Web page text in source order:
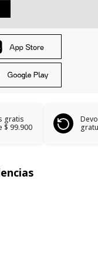
gratis
$ 99.900